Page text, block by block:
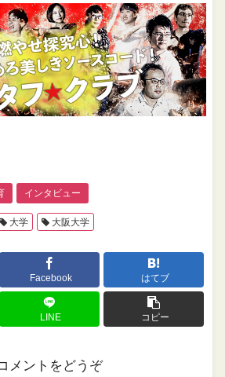
インタビュー
大学 大阪大学
Facebook はてブ
LINE コピー
メントをどうぞ